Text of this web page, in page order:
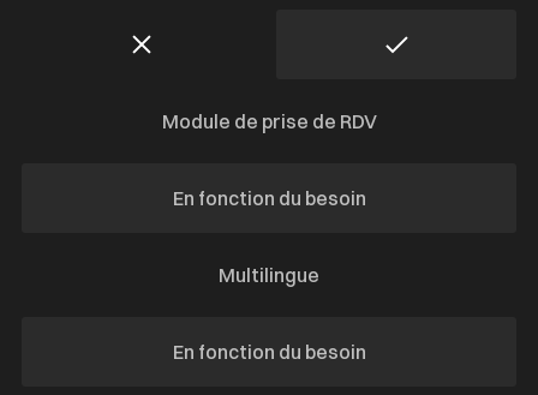
Module de prise de RDV
En fonction du besoin
Multilingue
En fonction du besoin